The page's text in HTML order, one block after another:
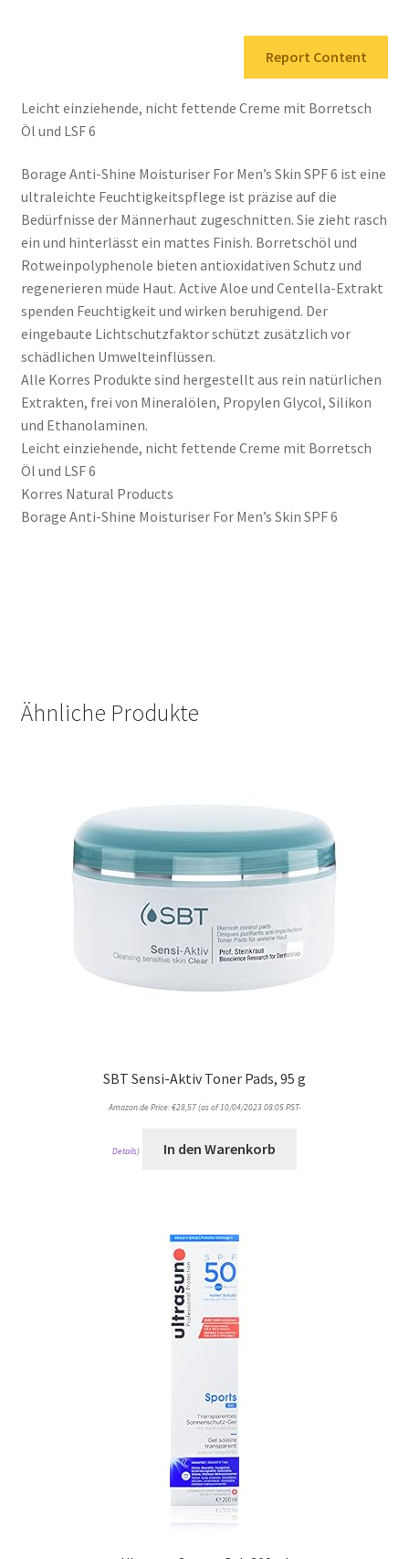
Report Content
Leicht einziehende, nicht fettende Creme mit Borretsch
Öl und LSF 6
Borage Anti-Shine Moisturiser For Men’s Skin SPF 6 ist eine
ultraleichte Feuchtigkeitspflege ist präzise auf die
Bedürfnisse der Männerhaut zugeschnitten. Sie zieht rasch
ein und hinterlässt ein mattes Finish. Borretschöl und
Rotweinpolyphenole bieten antioxidativen Schutz und
regenerieren müde Haut. Active Aloe und Centella-Extrakt
spenden Feuchtigkeit und wirken beruhigend. Der
eingebaute Lichtschutzfaktor schützt zusätzlich vor
schädlichen Umwelteinflüssen.
Alle Korres Produkte sind hergestellt aus rein natürlichen
Extrakten, frei von Mineralölen, Propylen Glycol, Silikon
und Ethanolaminen.
Leicht einziehende, nicht fettende Creme mit Borretsch
Öl und LSF 6
Korres Natural Products
Borage Anti-Shine Moisturiser For Men’s Skin SPF 6
Ähnliche Produkte
SBT Sensi-Aktiv Toner Pads, 95 g
Amazon.de Price:€28,57(as of 10/04/2023 08:05 PST-
Details) In den Warenkorb